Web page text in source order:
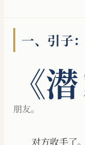
一、引子
《潜
朋友。
对方收手了